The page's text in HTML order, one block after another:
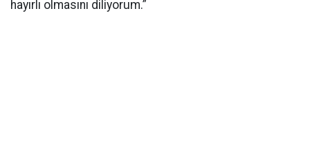
hayırlı olmasını diliyorum.”